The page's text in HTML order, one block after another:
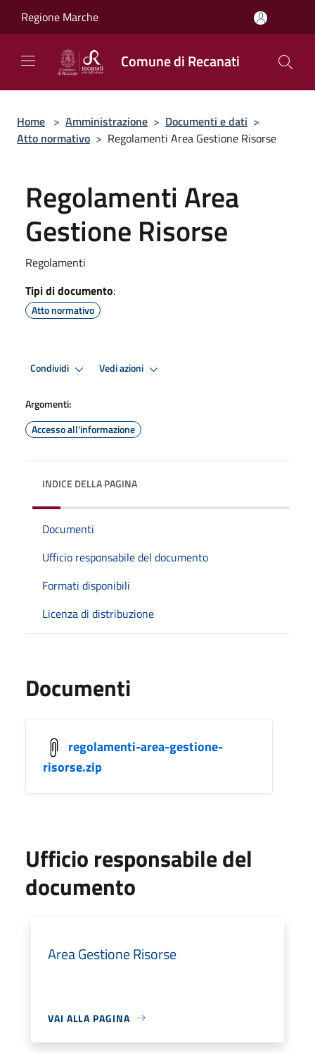
Regione Marche
Comune di Recanati
Home > Amministrazione > Documenti e dati >
Atto normativo > Regolamenti Area Gestione Risorse
Regolamenti Area
Gestione Risorse
Regolamenti
Tipi di documento:
Atto normativo
Condividi Vedi azioni
Argomenti:
Accesso all'informazione
INDICE DELLA PAGINA
Documenti
Ufficio responsabile del documento
Formati disponibili
Licenza di distribuzione
Documenti
regolamenti-area-gestione-
risorse.zip
Ufficio responsabile del
documento
Area Gestione Risorse
VAI ALLA PAGINA